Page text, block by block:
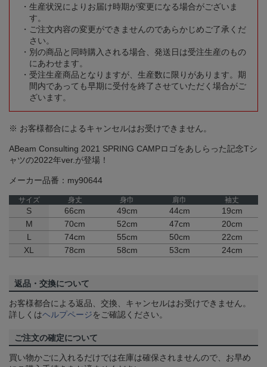
生産状況によりお届け時期が変更になる場合がございま
す。
ご注文内容の変更ができませんのであらかじめご了承くだ
さい。
別の商品と同時購入される場合、発送日は受注生産のもの
にあわせます。
受注生産商品となりますが、生産数に限りがあります。期
間内であっても早期に受付を終了させていただく場合がご
ざいます。
※ お客様都合によるキャンセルはお受けできません。
ABeam Consulting 2021 SPRING CAMPロゴをあしらった記念Tシ
ャツの2022年ver.が登場！
メーカー品番：my90644
サイズ 身丈 身巾 肩巾 袖丈
S 66cm 49cm 44cm
19cm
M
70cm 52cm 47cm
20cm
L
74cm 55cm 50cm
22cm
XL
78cm 58cm 53cm 24cm
返品・交換について
お客様都合による返品、交換、キャンセルはお受けできません。
詳しくはヘルプページをご確認ください。
ご注文の確定について
買い物かごに入れるだけでは在庫は確保されませんので、お早め